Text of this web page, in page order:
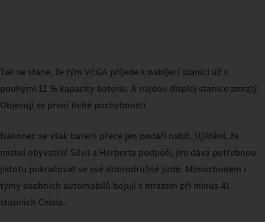
Tak se stane, že tým VEGA přijede k nabíjecí stanici už s
pouhými 12 % kapacity baterie. A najdou displej stanice zmrzlý.
Objevují se první tiché pochybnosti.
Nakonec se však baterii přece jen podaří nabít. Ujištění, že
místní obyvatelé Silvii a Herberta podpoří, jim dává potřebnou
jistotu pokračovat ve své dobrodružné jízdě. Mimochodem i
týmy osobních automobilů bojují s mrazem při minus 41
stupních Celsia.